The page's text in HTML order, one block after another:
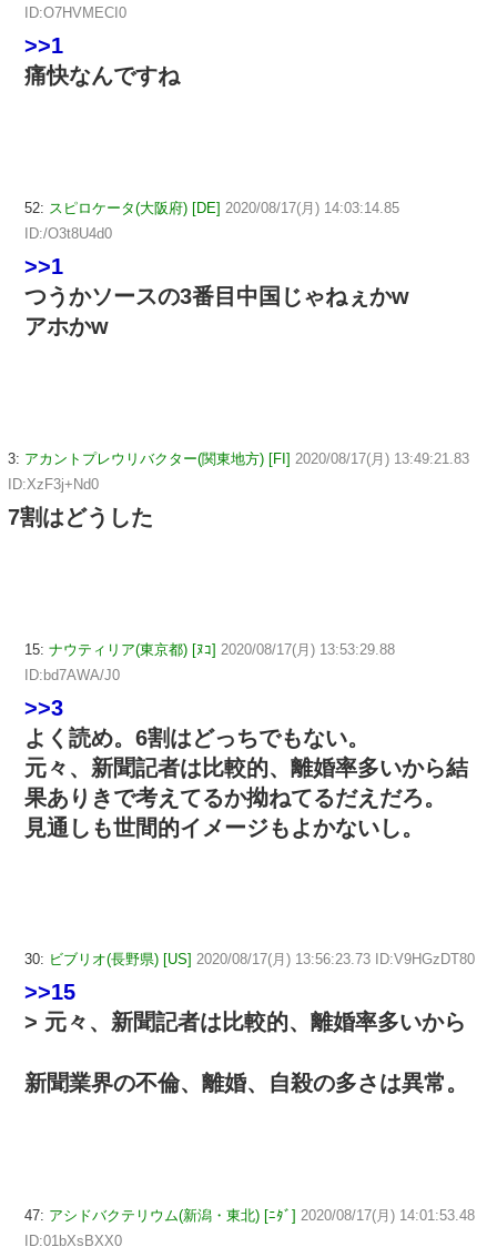
ID:O7HVMECI0
>>1
痛快なんですね
52: スピロケータ(大阪府) [DE] 2020/08/17(月) 14:03:14.85
ID:/O3t8U4d0
>>1
つうかソースの3番目中国じゃねぇかw
アホかw
3: アカントプレウリバクター(関東地方) [FI] 2020/08/17(月) 13:49:21.83
ID:XzF3j+Nd0
7割はどうした
15: ナウティリア(東京都) [ﾇｺ] 2020/08/17(月) 13:53:29.88
ID:bd7AWA/J0
>>3
よく読め。6割はどっちでもない。
元々、新聞記者は比較的、離婚率多いから結
果ありきで考えてるか拗ねてるだえだろ。
見通しも世間的イメージもよかないし。
30: ビブリオ(長野県) [US] 2020/08/17(月) 13:56:23.73 ID:V9HGzDT80
>>15
> 元々、新聞記者は比較的、離婚率多いから
新聞業界の不倫、離婚、自殺の多さは異常。
47: アシドバクテリウム(新潟・東北) [ﾆﾀﾞ] 2020/08/17(月) 14:01:53.48
ID:01bXsBXX0